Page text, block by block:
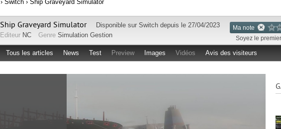
› Switch › Ship Graveyard Simulator
Ma note
Soyez le
Ship Graveyard Simulator Disponible sur Switch depuis le 27/04/2023
Editeur NC Genre Simulation Gestion
Tous les articles News Test Preview Images Vidéos Avis des visiteurs